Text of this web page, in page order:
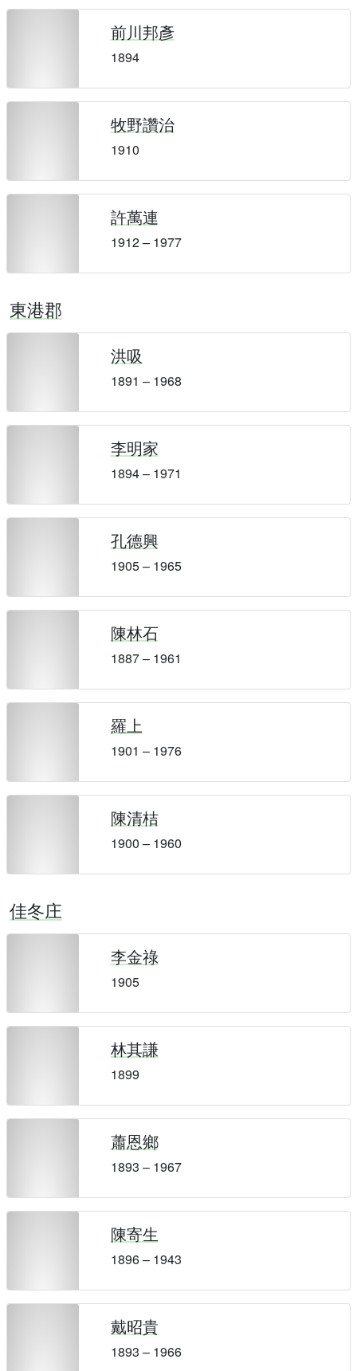
前川邦彥
1894
牧野讚治
1910
許萬連
1912 – 1977
東港郡
洪吸
1891 – 1968
李明家
1894 – 1971
孔德興
1905 – 1965
陳林石
1887 – 1961
羅上
1901 – 1976
陳清桔
1900 – 1960
佳冬庄
李金祿
1905
林其謙
1899
蕭恩鄉
1893 – 1967
陳寄生
1896 – 1943
戴昭貴
1893 – 1966